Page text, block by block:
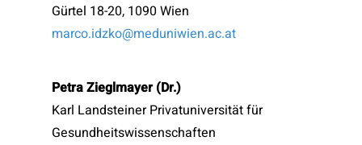
Gürtel 18-20, 1090 Wien
marco.idzko@meduniwien.ac.at
Petra Zieglmayer (Dr.)
Karl Landsteiner Privatuniversität für
Gesundheitswissenschaften